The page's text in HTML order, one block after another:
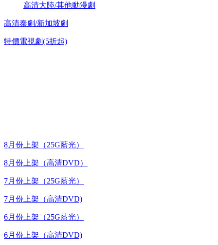
高清大陸/其他動漫劇
高清泰劇/新加坡劇
特價電視劇(5折起)
8月份上架（25G藍光）
8月份上架（高清DVD）
7月份上架（25G藍光）
7月份上架（高清DVD)
6月份上架（25G藍光）
6月份上架（高清DVD)